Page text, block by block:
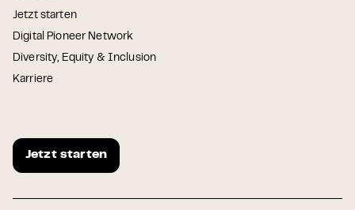
Jetzt starten
Digital Pioneer Network
Diversity, Equity & Inclusion
Karriere
Jetzt starten